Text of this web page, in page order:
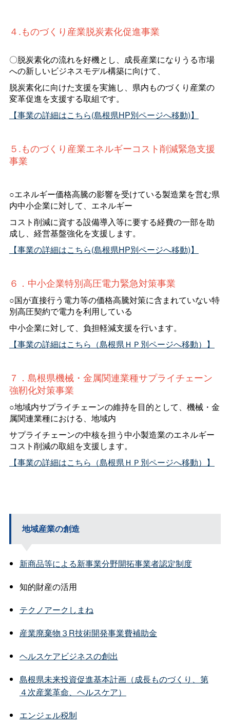
４.ものづくり産業脱炭素化促進事業
〇脱炭素化の流れを好機とし、成長産業になりうる市場
への新しいビジネスモデル構築に向けて、
脱炭素化に向けた支援を実施し、県内ものづくり産業の
変革促進を支援する取組です。
【事業の詳細はこちら(島根県HP別ページへ移動)】
５.ものづくり産業エネルギーコスト削減緊急支援
事業
○エネルギー価格高騰の影響を受けている製造業を営む県
内中小企業に対して、エネルギー
コスト削減に資する設備導入等に要する経費の一部を助
成し、経営基盤強化を支援します。
【事業の詳細はこちら(島根県HP別ページへ移動)】
６．中小企業特別高圧電力緊急対策事業
○国が直接行う電力等の価格高騰対策に含まれていない特
別高圧契約で電力を利用している
中小企業に対して、負担軽減支援を行います。
【事業の詳細はこちら（島根県ＨＰ別ページへ移動）】
７．島根県機械・金属関連業種サプライチェーン
強靭化対策事業
○地域内サプライチェーンの維持を目的として、機械・金
属関連業種における、地域内
サプライチェーンの中核を担う中小製造業のエネルギー
コスト削減の取組を支援します。
【事業の詳細はこちら（島根県ＨＰ別ページへ移動）】
地域産業の創造
新商品等による新事業分野開拓事業者認定制度
知的財産の活用
テクノアークしまね
産業廃棄物３R技術開発事業費補助金
ヘルスケアビジネスの創出
島根県未来投資促進基本計画（成長ものづくり、第
４次産業革命、ヘルスケア）
エンジェル税制